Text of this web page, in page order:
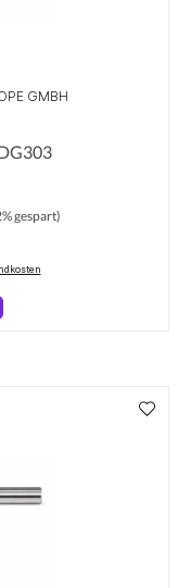
GMBH
0 von 5 Sternen
gespart)